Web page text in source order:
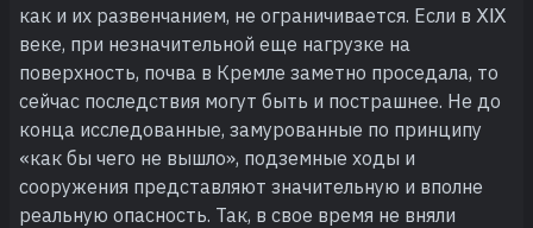
как и их развенчанием, не ограничивается. Если в ⅩⅨ
веке, при незначительной еще нагрузке на
поверхность, почва в Кремле заметно проседала, то
сейчас последствия могут быть и пострашнее. Не до
конца исследованные, замурованные по принципу
«как бы чего не вышло», подземные ходы и
сооружения представляют значительную и вполне
реальную опасность. Так, в свое время не вняли